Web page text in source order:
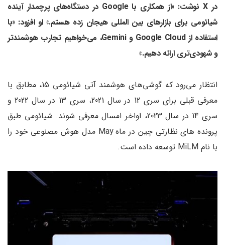
در X نوشت: «از همکاری با Google در دستگاه‌های پرچمدار آینده
شیائومی برای بازارهای بین المللی هیجان زده هستم.» او افزود: «با
استفاده از Google Cloud و Gemini، می‌خواهیم تجارب هوشمندتر
و شهودی‌تری ارائه دهیم.»
انتظار می‌رود که گوشی‌های هوشمند آتی شیائومی 15، مطابق با
معرفی قبلی برای سری 12 در سال 2021، سری 13 در سال 2022 و
سری 14 در سال 2023، اواخر امسال معرفی شوند. شیائومی طبق
پرونده های نظارتی چین در ماه May مدل هوش مصنوعی خود را
با نام MiLM توسعه داده است.